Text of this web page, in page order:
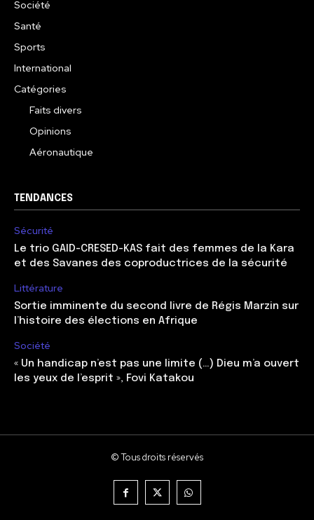
Société
Santé
Sports
International
Catégories
Faits divers
Opinions
Aéronautique
TENDANCES
Sécurité
Le trio GAID-CRESED-KAS fait des femmes de la Kara
et des Savanes des coproductrices de la sécurité
Littérature
Sortie imminente du second livre de Régis Marzin sur
l’histoire des élections en Afrique
Société
« Un handicap n’est pas une limite (…) Dieu m’a ouvert
les yeux de l’esprit », Fovi Katakou
© Tous droits réservés